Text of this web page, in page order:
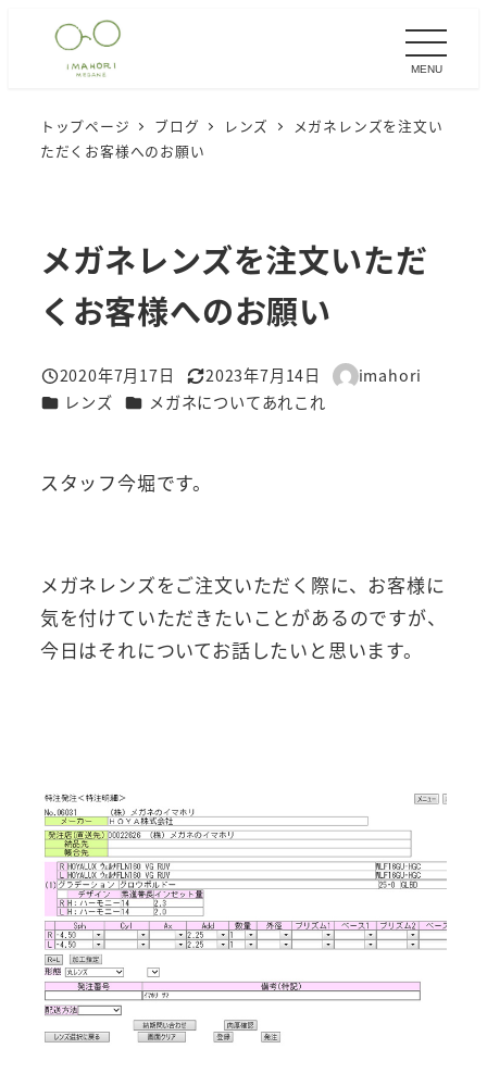
MENU
トップページ ブログ レンズ
メガネレンズを注文い
ただくお客様へのお願い
メガネレンズを注文いただ
くお客様へのお願い
投稿日
2020年7月17日
更新日
2023年7月14日
著
imahori
カテゴリー
レンズ カテゴリー
メガネについてあれこれ
スタッフ今堀です。
メガネレンズをご注文いただく際に、お客様に
気を付けていただきたいことがあるのですが、
今日はそれについてお話したいと思います。